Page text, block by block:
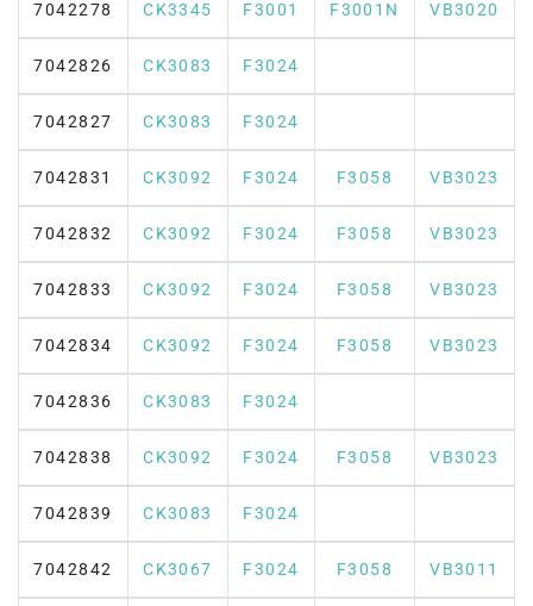
7042278 CK3345 F3001 F3001N VB3020
7042826 CK3083 F3024
7042827 CK3083 F3024
7042831 CK3092 F3024 F3058 VB3023
7042832 CK3092 F3024 F3058 VB3023
7042833 CK3092 F3024 F3058 VB3023
7042834 CK3092 F3024 F3058 VB3023
7042836 CK3083 F3024
7042838 CK3092 F3024 F3058 VB3023
7042839 CK3083 F3024
7042842 CK3067 F3024 F3058 VB3011